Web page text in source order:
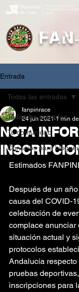
Entrada
Todas las entradas
Tu comunidad
Consejos para
Todas las entradas
NOTA
fanpinrace
24 jun 2021 1 min
Estimados
Después de un
causa del COVID-
celebración de
complace anunciar
situación actual y
protocolos
Andalucía
pruebas
inscripciones para